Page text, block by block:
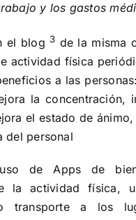
y los gastos
el blog 3 de la misma
actividad física
a las
la concentración,
el estado de
del personal
de Apps de
la actividad física,
transporte a los